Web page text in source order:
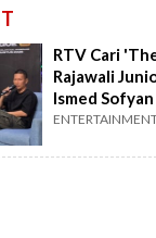
RTV Cari
Rajawali
Ismed